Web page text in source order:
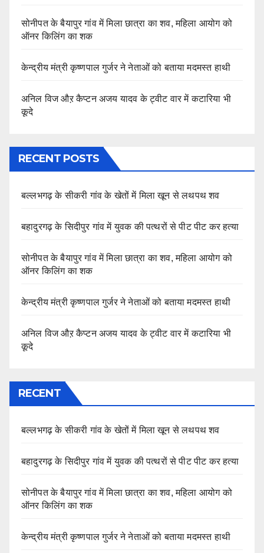
सोनीपत के बैयापुर गांव में मिला छात्रा का शव, महिला आयोग को
ऑनर किलिंग का शक
केन्द्रीय मंत्री कृष्णपाल गुर्जर ने नेताओं को बताया मदमस्त हाथी
अनिल विज औऱ कैप्टन अजय यादव के ट्वीट वार में कटारिया भी
कूदे
RECENT POSTS
बल्लभगढ़ के सीकरी गांव के खेतों में मिला खून से लथपथ शव
बहादुरगढ़ के सिदीपुर गांव में युवक की पत्थरों से पीट पीट कर हत्या
सोनीपत के बैयापुर गांव में मिला छात्रा का शव, महिला आयोग को
ऑनर किलिंग का शक
केन्द्रीय मंत्री कृष्णपाल गुर्जर ने नेताओं को बताया मदमस्त हाथी
अनिल विज औऱ कैप्टन अजय यादव के ट्वीट वार में कटारिया भी
कूदे
RECENT
बल्लभगढ़ के सीकरी गांव के खेतों में मिला खून से लथपथ शव
बहादुरगढ़ के सिदीपुर गांव में युवक की पत्थरों से पीट पीट कर हत्या
सोनीपत के बैयापुर गांव में मिला छात्रा का शव, महिला आयोग को
ऑनर किलिंग का शक
केन्द्रीय मंत्री कृष्णपाल गुर्जर ने नेताओं को बताया मदमस्त हाथी